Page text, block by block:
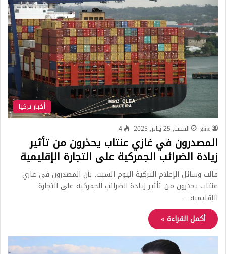
أخبار تركيا
gine السبت, 25 يناير, 2025 4
المصدرون في غازي عنتاب يحذرون من تأثير
زيادة الضرائب الجمركية على التجارة الإقليمية
قالت وسائل الإعلام التركية اليوم السبت٫ بأن المصدرون في غازي
عنتاب يحذرون من تأثير زيادة الضرائب الجمركية على التجارة
الإقليمية.…
أكمل القراءة »